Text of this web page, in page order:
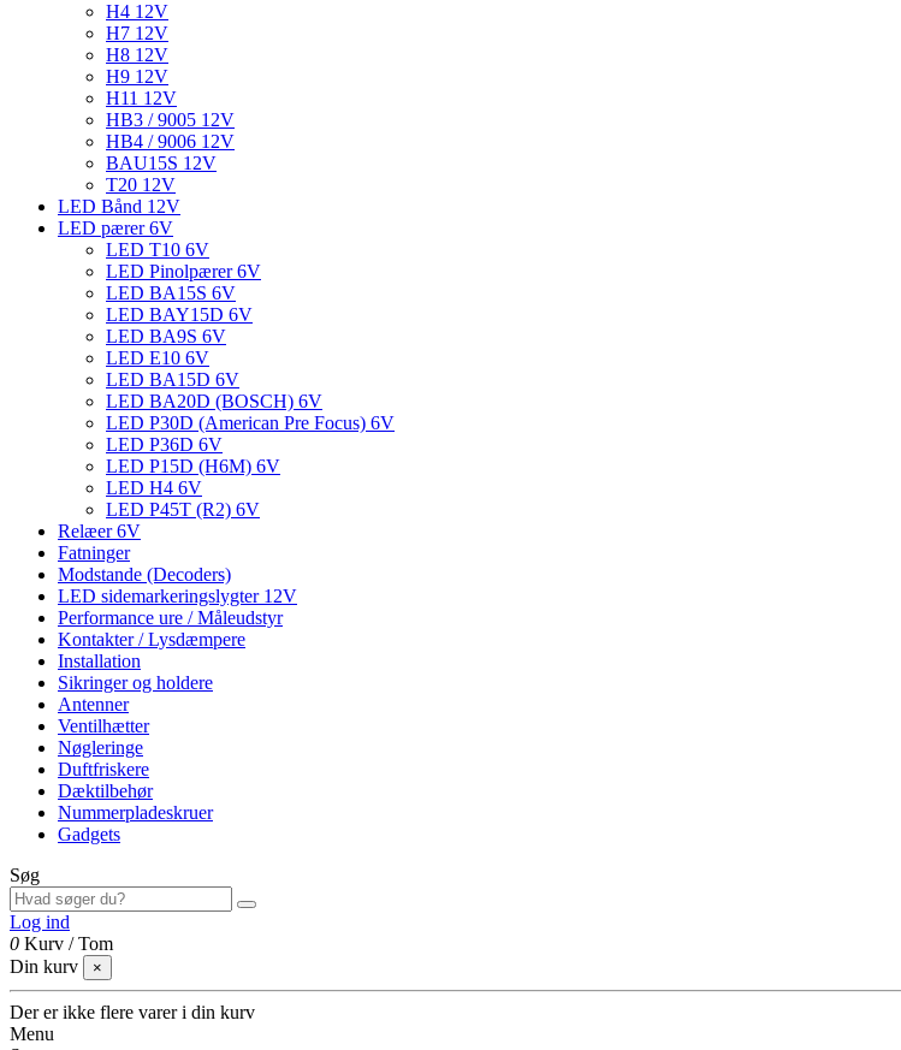
H4 12V
H7 12V
H8 12V
H9 12V
H11 12V
HB3 / 9005 12V
HB4 / 9006 12V
BAU15S 12V
T20 12V
LED Bånd 12V
LED pærer 6V
LED T10 6V
LED Pinolpærer 6V
LED BA15S 6V
LED BAY15D 6V
LED BA9S 6V
LED E10 6V
LED BA15D 6V
LED BA20D (BOSCH) 6V
LED P30D (American Pre Focus) 6V
LED P36D 6V
LED P15D (H6M) 6V
LED H4 6V
LED P45T (R2) 6V
Relæer 6V
Fatninger
Modstande (Decoders)
LED sidemarkeringslygter 12V
Performance ure / Måleudstyr
Kontakter / Lysdæmpere
Installation
Sikringer og holdere
Antenner
Ventilhætter
Nøgleringe
Duftfriskere
Dæktilbehør
Nummerpladeskruer
Gadgets
Søg
Log ind
0 Kurv /Tom
Din kurv
×
Der er ikke flere varer i din kurv
Menu